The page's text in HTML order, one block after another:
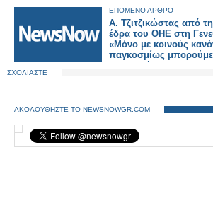
ΕΠΟΜΕΝΟ ΑΡΘΡΟ
Α. Τζιτζικώστας από
έδρα του ΟΗΕ στη
«Μόνο με κοινούς
παγκοσμίως
οικοδομήσουμε πιο
ΣΧΟΛΙΑΣΤΕ
ΑΚΟΛΟΥΘΗΣΤΕ ΤΟ NEWSNOWGR.COM